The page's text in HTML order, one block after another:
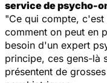
service de psycho-
"Ce qui compte,
comment on peut en
besoin d'un expert
principe, ces gens-là
présentent de